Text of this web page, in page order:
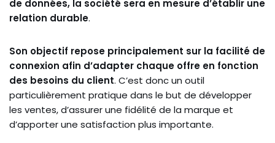
de données, la société sera en mesure d’établir une
relation durable.
Son objectif repose principalement sur la facilité de
connexion afin d’adapter chaque offre en fonction
des besoins du client. C’est donc un outil
particulièrement pratique dans le but de développer
les ventes, d’assurer une fidélité de la marque et
d’apporter une satisfaction plus importante.